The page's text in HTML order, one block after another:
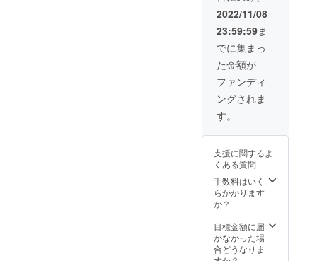
初回登
（11,00
0円）か
ら
24%OF
Fのお得
な数量
限定プ
「法令
に基づ
く医
療、診
療行為
ではご
効果に
は個人
差がご
6ヶ月間
の期間
利用料
（48,00
0円）か
ら
14%OF
Fのお得
なプラ
「法令
に基づ
く医
療、診
療行為
ではご
効果に
は個人
差がご
エー
ション
■ジムオ
リジナ
ルト
レーニ
ングT
シャツ1
枚 ■ト
ポート
間ジム
使い放
題（日
数/時間
制限な
チケッ
トの使
用期限
は発行
2022/11/08
23:59:59ま
でに集まっ
た金額が
ファンディ
ングされま
す。
支援に関するよ
くある質問
手数料はいく
らかかります
か？
目標金額に届
かなかった場
合どうなりま